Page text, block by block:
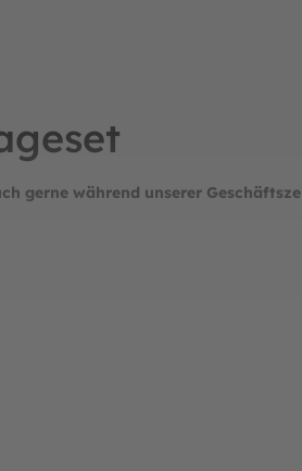
gerne während unserer